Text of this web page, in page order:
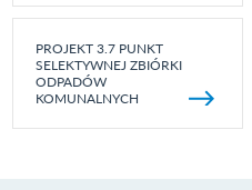
PROJEKT 3.7 PUNKT
SELEKTYWNEJ ZBIÓRKI
ODPADÓW
KOMUNALNYCH